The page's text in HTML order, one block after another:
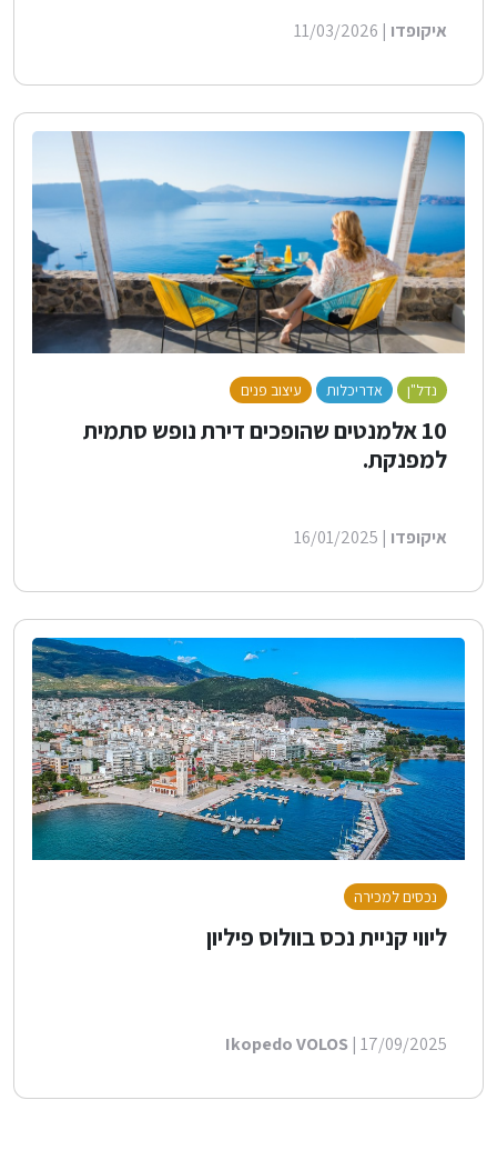
איקופדו | 11/03/2026
נדל"ן אדריכלות עיצוב פנים
10 אלמנטים שהופכים דירת נופש סתמית
למפנקת.
איקופדו | 16/01/2025
נכסים למכירה
ליווי קניית נכס בוולוס פיליון
Ikopedo VOLOS | 17/09/2025